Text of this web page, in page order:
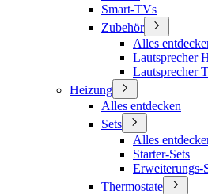
Smart-TVs
Zubehör
Alles
Lautsprecher
Lautsprecher
Heizung
Alles entdecken
Sets
Alles
Starter-Sets
Erweiterungs-
Thermostate